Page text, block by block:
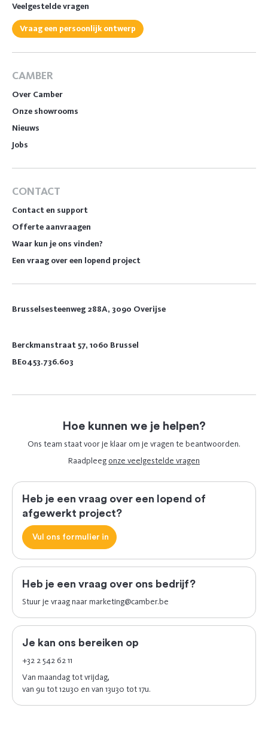
Veelgestelde vragen
Vraag een persoonlijk ontwerp
CAMBER
Over Camber
Onze showrooms
Nieuws
Jobs
CONTACT
Contact en support
Offerte aanvraagen
Waar kun je ons vinden?
Een vraag over een lopend project
Brusselsesteenweg 288A, 3090 Overijse
Berckmanstraat 57, 1060 Brussel
BE0453.736.603
Hoe kunnen we je helpen?
Ons team staat voor je klaar om je vragen te beantwoorden.
Raadpleegonze veelgestelde vragen
Heb je een vraag over een lopend of
afgewerkt project?
Vul ons formulier in
Heb je een vraag over ons bedrijf?
Stuur je vraag naarmarketing@camber.be
Je kan ons bereiken op
+32 2 542 62 11
Van maandag tot vrijdag,
van 9u tot 12u30 en van 13u30 tot 17u.